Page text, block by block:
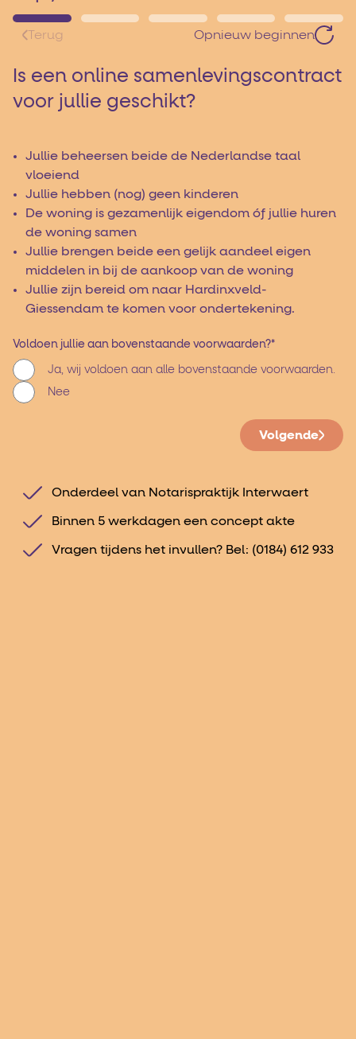
Terug Opnieuw beginnen
Is een online samenlevingscontract
voor jullie geschikt?
Jullie beheersen beide de Nederlandse taal
vloeiend
Jullie hebben (nog) geen kinderen
De woning is gezamenlijk eigendom óf jullie huren
de woning samen
Jullie brengen beide een gelijk aandeel eigen
middelen in bij de aankoop van de woning
Jullie zijn bereid om naar Hardinxveld-
Giessendam te komen voor ondertekening.
Voldoen jullie aan bovenstaande voorwaarden?*
Ja, wij voldoen aan alle bovenstaande voorwaarden.
Nee
Volgende
Onderdeel van Notarispraktijk Interwaert
Binnen 5 werkdagen een concept akte
Vragen tijdens het invullen? Bel: (0184) 612 933